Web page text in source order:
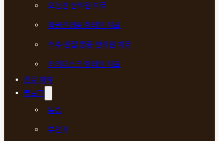
오십견 한의원 치료
좌골신경통 한의원 치료
척추·관절 통증 한의원 치료
허리디스크 한의원 치료
진료 예약
블로그
통증
부인과